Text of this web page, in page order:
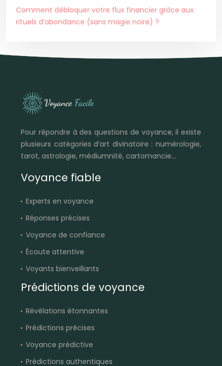
Comment débloquer votre flux financier grâce aux
rituels d’abondance (sans magie noire) ?
Pour répondre à des questions de voyance, il existe
plusieurs catégories d’art divinatoire : numérologie,
tarot, astrologie, médiumnité, cartomancie…
Voyance fiable
Experts en voyance
Réponses précises
Voyance de confiance
Écoute attentive
Voyants bienveillants
Prédictions de voyance
Révélations étonnantes
Prédictions précises
Voyance prédictive
Prédictions authentiques